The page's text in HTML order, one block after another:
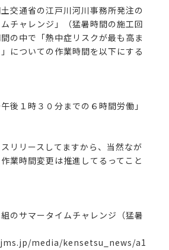
交通省の江戸川河川事務所発注の
チャレンジ」（猛暑時間の施工回
の中で「熱中症リスクが最も高ま
についての作業時間を以下にする
後１時３０分までの６時間労働」
リリースしてますから、当然なが
業時間変更は推進してるってこと
のサマータイムチャレンジ（猛暑
media/kensetsu_news/a1